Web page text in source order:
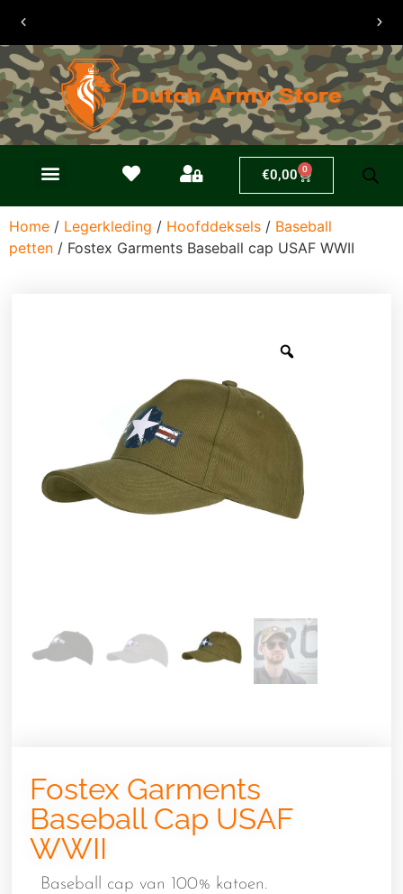
€0,00 0
Home / Legerkleding / Hoofddeksels / Baseball
petten / Fostex Garments Baseball cap USAF WWII
Fostex Garments
Baseball Cap USAF
WWII
Baseball cap van 100% katoen.